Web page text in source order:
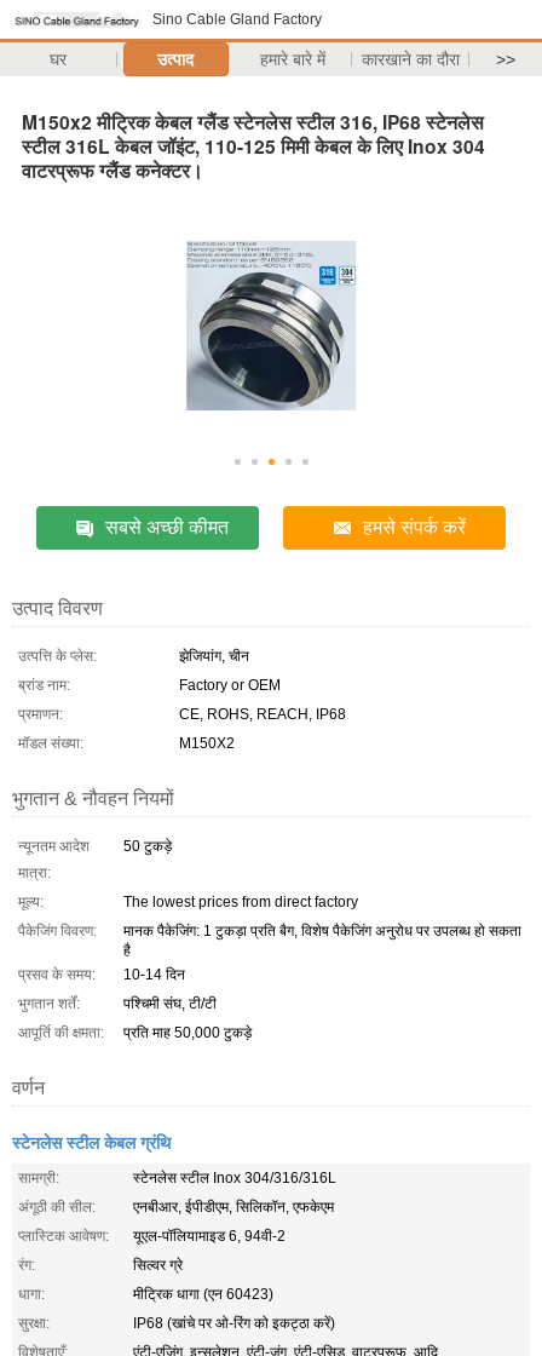
Sino Cable Gland Factory
घर उत्पाद हमारे बारे में कारखाने का दौरा >>
M150x2 मीट्रिक केबल ग्लैंड स्टेनलेस स्टील 316, IP68 स्टेनलेस
स्टील 316L केबल जॉइंट, 110-125 मिमी केबल के लिए Inox 304
वाटरप्रूफ ग्लैंड कनेक्टर।
सबसे अच्छी कीमत हमसे संपर्क करें
उत्पाद विवरण
उत्पत्ति के प्लेस:
झेजियांग, चीन
ब्रांड नाम:
Factory or OEM
प्रमाणन:
CE, ROHS, REACH, IP68
मॉडल संख्या:
M150X2
भुगतान & नौवहन नियमों
न्यूनतम आदेश
मात्रा:
50 टुकड़े
मूल्य:
The lowest prices from direct factory
पैकेजिंग विवरण:
मानक पैकेजिंग: 1 टुकड़ा प्रति बैग, विशेष पैकेजिंग अनुरोध पर उपलब्ध हो सकता
है
प्रसव के समय:
10-14 दिन
भुगतान शर्तें:
पश्चिमी संघ, टी/टी
आपूर्ति की क्षमता:
प्रति माह 50,000 टुकड़े
वर्णन
स्टेनलेस स्टील केबल ग्रंथि
सामग्री:
स्टेनलेस स्टील Inox 304/316/316L
अंगूठी की सील:
एनबीआर, ईपीडीएम, सिलिकॉन, एफकेएम
प्लास्टिक आवेषण:
यूएल-पॉलियामाइड 6, 94वी-2
रंग:
सिल्वर ग्रे
धागा:
मीट्रिक धागा (एन 60423)
सुरक्षा:
IP68 (खांचे पर ओ-रिंग को इकट्ठा करें)
विशेषताएँ:
एंटी-एजिंग, इन्सुलेशन, एंटी-जंग, एंटी-एसिड, वाटरप्रूफ, आदि